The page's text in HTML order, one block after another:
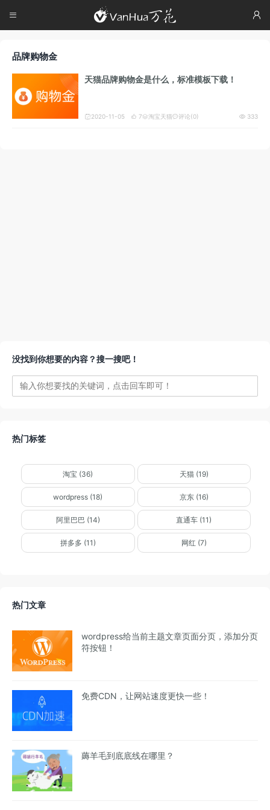

 
品牌购物金
天猫品牌购物金是什么，标准模板下载！
 2020-11-05  7  333
淘宝天猫评论(0)
没找到你想要的内容？搜一搜吧！
热门标签
淘宝 (36) 天猫 (19)
wordpress (18) 京东 (16)
阿里巴巴 (14) 直通车 (11)
拼多多 (11) 网红 (7)
热门文章
wordpress给当前主题文章页面分页，添加分页
符按钮！
免费CDN，让网站速度更快一些！
薅羊毛到底底线在哪里？